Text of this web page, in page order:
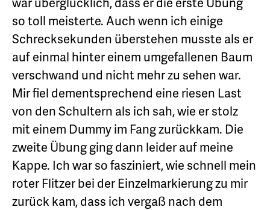
so toll meisterte. Auch wenn ich einige
Schrecksekunden überstehen musste als er
auf einmal hinter einem umgefallenen Baum
verschwand und nicht mehr zu sehen war.
Mir fiel dementsprechend eine riesen Last
von den Schultern als ich sah, wie er stolz
mit einem Dummy im Fang zurückkam. Die
zweite Übung ging dann leider auf meine
Kappe. Ich war so fasziniert, wie schnell mein
roter Flitzer bei der Einzelmarkierung zu mir
zurück kam, dass ich vergaß nach dem